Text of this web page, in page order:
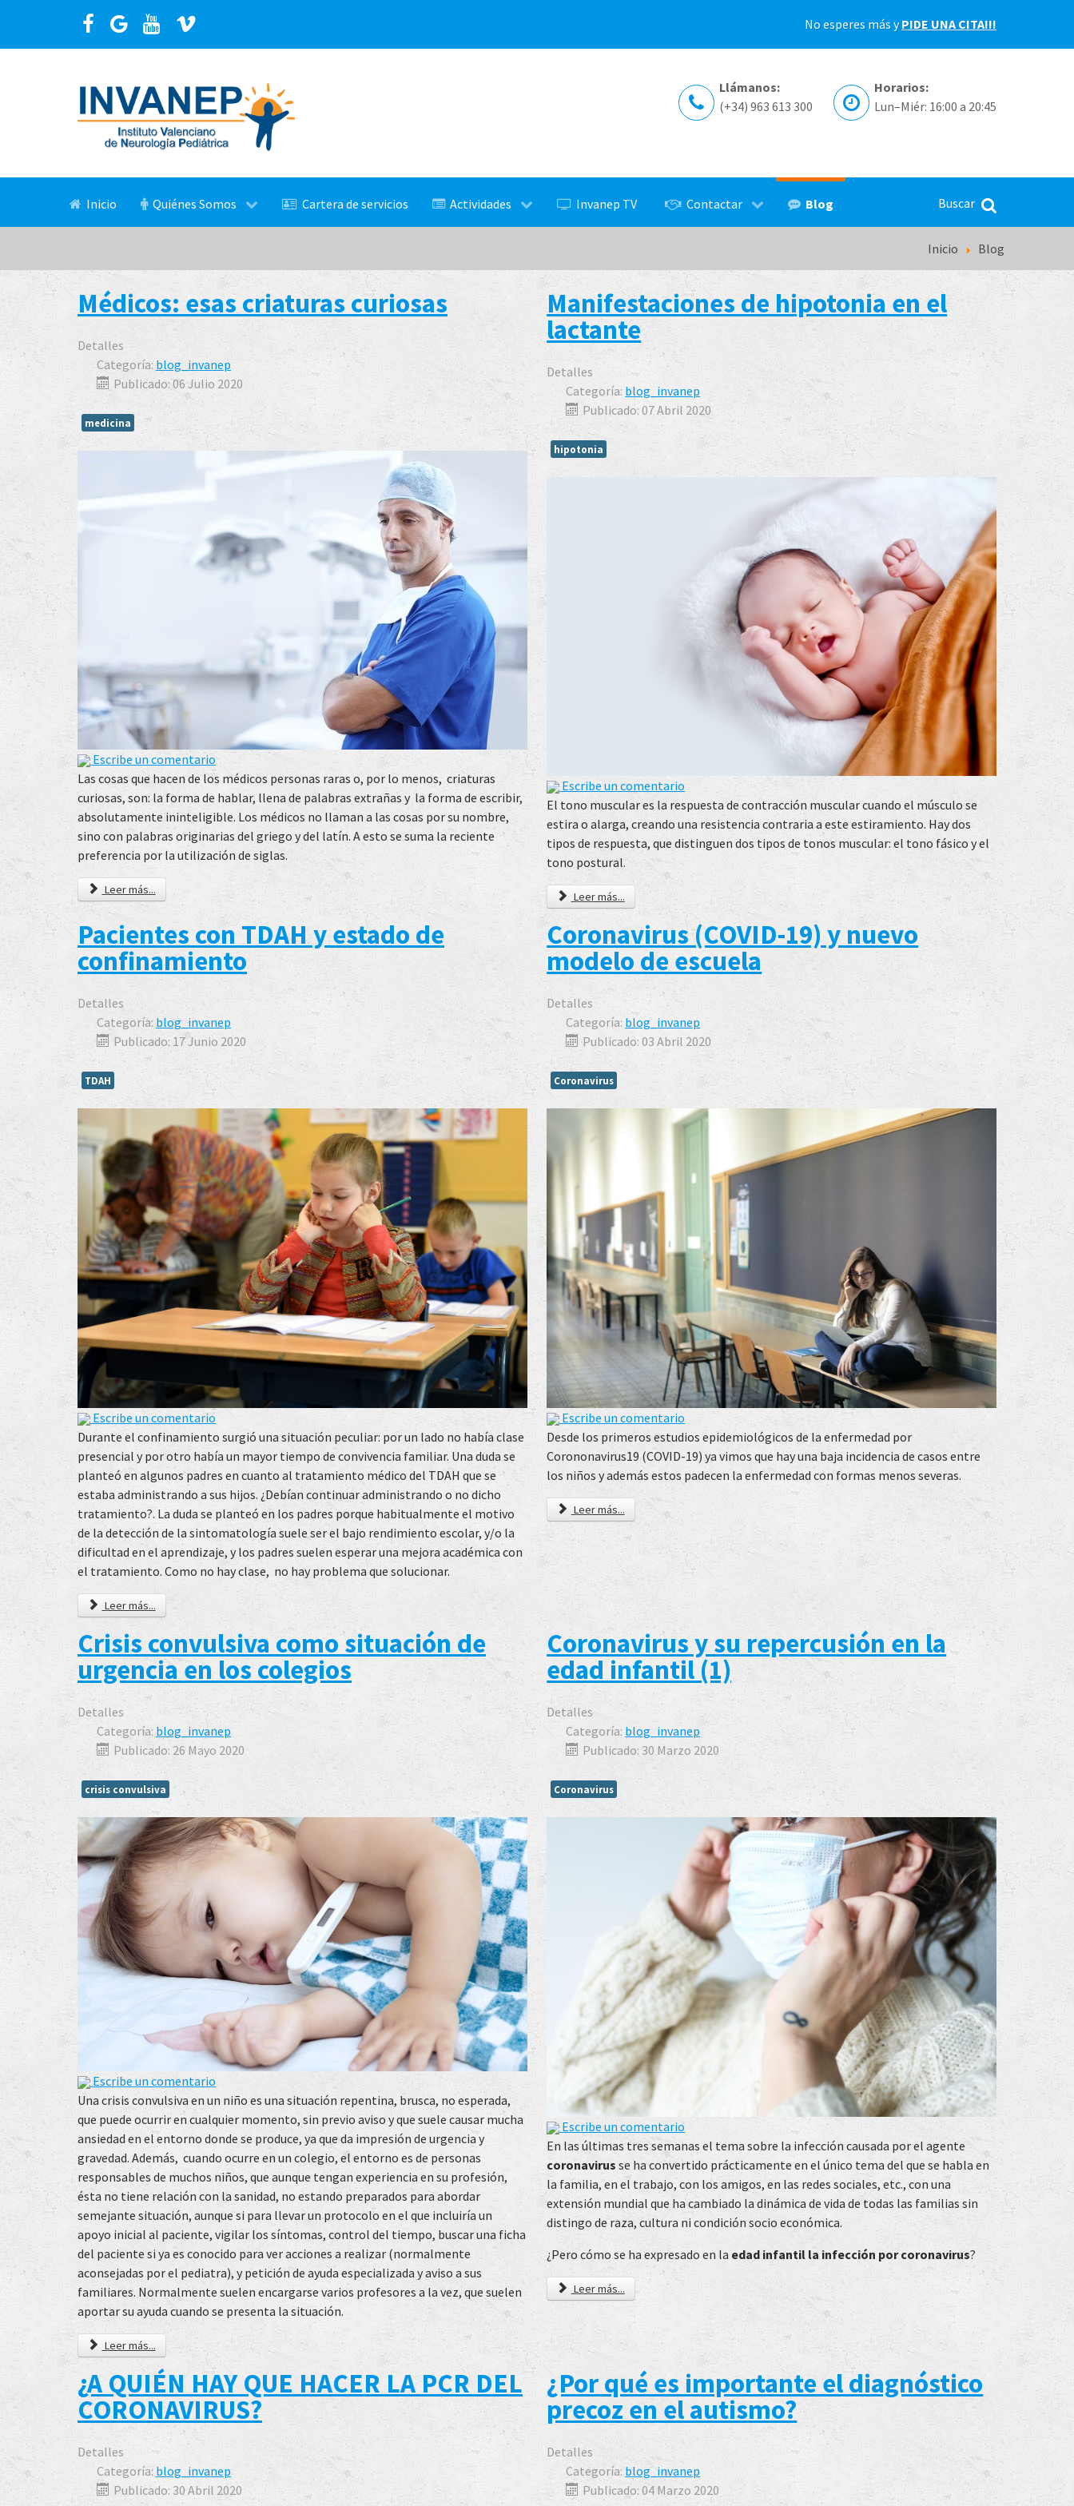
No esperes más yPIDE UNA CITA!!!
Llámanos:
(+34) 963 613 300
Horarios:
Lun–Miér: 16:00 a 20:45
Inicio Quiénes Somos Cartera de servicios Actividades Invanep TV Contactar Blog
Inicio Blog
Médicos: esas criaturas curiosas
Detalles
Categoría: blog_invanep
Publicado: 06 Julio 2020
medicina
Escribe un comentario
Las cosas que hacen de los médicos personas raras o, por lo menos, criaturas
curiosas, son: la forma de hablar, llena de palabras extrañas y la forma de escribir,
absolutamente ininteligible. Los médicos no llaman a las cosas por su nombre,
sino con palabras originarias del griego y del latín. A esto se suma la reciente
preferencia por la utilización de siglas.
Leer más...
Manifestaciones de hipotonia en el
lactante
Detalles
Categoría: blog_invanep
Publicado: 07 Abril 2020
hipotonia
Escribe un comentario
El tono muscular es la respuesta de contracción muscular cuando el músculo se
estira o alarga, creando una resistencia contraria a este estiramiento. Hay dos
tipos de respuesta, que distinguen dos tipos de tonos muscular: el tono fásico y el
tono postural.
Leer más...
Pacientes con TDAH y estado de
confinamiento
Detalles
Categoría: blog_invanep
Publicado: 17 Junio 2020
TDAH
Escribe un comentario
Durante el confinamiento surgió una situación peculiar: por un lado no había clase
presencial y por otro había un mayor tiempo de convivencia familiar. Una duda se
planteó en algunos padres en cuanto al tratamiento médico del TDAH que se
estaba administrando a sus hijos. ¿Debían continuar administrando o no dicho
tratamiento?. La duda se planteó en los padres porque habitualmente el motivo
de la detección de la sintomatología suele ser el bajo rendimiento escolar, y/o la
dificultad en el aprendizaje, y los padres suelen esperar una mejora académica con
el tratamiento. Como no hay clase, no hay problema que solucionar.
Leer más...
Coronavirus (COVID-19) y nuevo
modelo de escuela
Detalles
Categoría: blog_invanep
Publicado: 03 Abril 2020
Coronavirus
Escribe un comentario
Desde los primeros estudios epidemiológicos de la enfermedad por
Corononavirus19 (COVID-19) ya vimos que hay una baja incidencia de casos entre
los niños y además estos padecen la enfermedad con formas menos severas.
Leer más...
Crisis convulsiva como situación de
urgencia en los colegios
Detalles
Categoría: blog_invanep
Publicado: 26 Mayo 2020
crisis convulsiva
Escribe un comentario
Una crisis convulsiva en un niño es una situación repentina, brusca, no esperada,
que puede ocurrir en cualquier momento, sin previo aviso y que suele causar mucha
ansiedad en el entorno donde se produce, ya que da impresión de urgencia y
gravedad. Además, cuando ocurre en un colegio, el entorno es de personas
responsables de muchos niños, que aunque tengan experiencia en su profesión,
ésta no tiene relación con la sanidad, no estando preparados para abordar
semejante situación, aunque si para llevar un protocolo en el que incluiría un
apoyo inicial al paciente, vigilar los síntomas, control del tiempo, buscar una ficha
del paciente si ya es conocido para ver acciones a realizar (normalmente
aconsejadas por el pediatra), y petición de ayuda especializada y aviso a sus
familiares. Normalmente suelen encargarse varios profesores a la vez, que suelen
aportar su ayuda cuando se presenta la situación.
Leer más...
Coronavirus y su repercusión en la
edad infantil (1)
Detalles
Categoría: blog_invanep
Publicado: 30 Marzo 2020
Coronavirus
Escribe un comentario
En las últimas tres semanas el tema sobre la infección causada por el agente
coronavirus se ha convertido prácticamente en el único tema del que se habla en
la familia, en el trabajo, con los amigos, en las redes sociales, etc., con una
extensión mundial que ha cambiado la dinámica de vida de todas las familias sin
distingo de raza, cultura ni condición socio económica.
¿Pero cómo se ha expresado en la edad infantil la infección por coronavirus?
Leer más...
¿A QUIÉN HAY QUE HACER LA PCR DEL
CORONAVIRUS?
Detalles
Categoría: blog_invanep
Publicado: 30 Abril 2020
¿Por qué es importante el diagnóstico
precoz en el autismo?
Detalles
Categoría: blog_invanep
Publicado: 04 Marzo 2020